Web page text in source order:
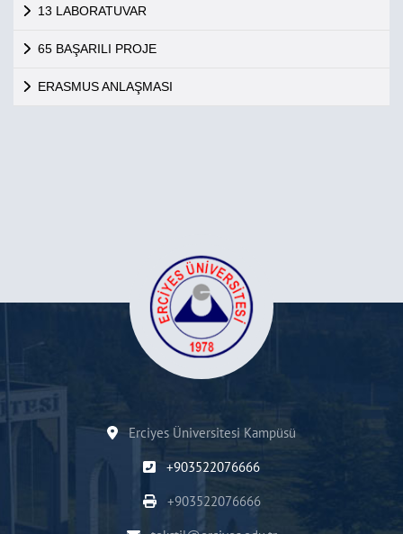
13 LABORATUVAR
65 BAŞARILI PROJE
ERASMUS ANLAŞMASI
Erciyes Üniversitesi Kampüsü
+903522076666
+903522076666